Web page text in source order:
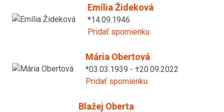
Emília Žideková
*14.09.1946
Pridať spomienku
Mária Obertová
*03.03.1939 - †20.09.2022
Pridať spomienku
Blažej Oberta